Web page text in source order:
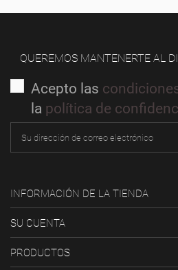
QUEREMOS MANTENERTE AL
Acepto las
la política de
INFORMACIÓN DE LA TIENDA
SU CUENTA
PRODUCTOS